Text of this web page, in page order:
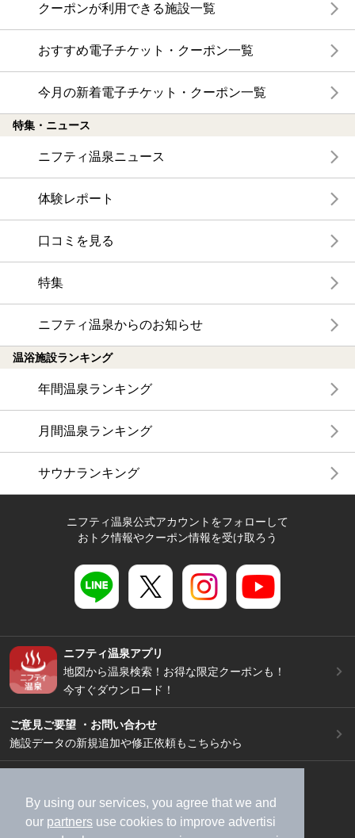
By using our services, you agree that we and
our partners use cookies to improve advertisi
クーポンが利用できる施設一覧
おすすめ電子チケット・クーポン一覧
今月の新着電子チケット・クーポン一覧
特集・ニュース
ニフティ温泉ニュース
体験レポート
口コミを見る
特集
ニフティ温泉からのお知らせ
温浴施設ランキング
年間温泉ランキング
月間温泉ランキング
サウナランキング
ニフティ温泉公式アカウントをフォローして
おトク情報やクーポン情報を受け取ろう
ニフティ温泉アプリ
地図から温泉検索！お得な限定クーポンも！
今すぐダウンロード！
ご意見ご要望 ・お問い合わせ
施設データの新規追加や修正依頼もこちらから
加盟店募集（資料請求）
広告出稿のご案内
利用規約
ライフスタイルMEMBERS+規約